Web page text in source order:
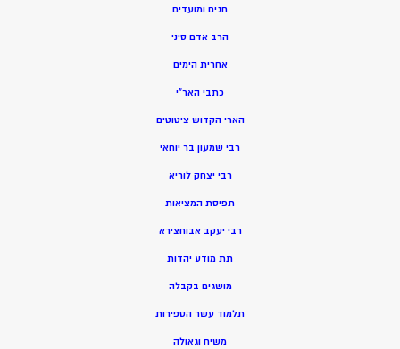
חגים ומועדים
הרב אדם סיני
אחרית הימים
כתבי האר”י
הארי הקדוש ציטוטים
רבי שמעון בר יוחאי
רבי יצחק לוריא
תפיסת המציאות
רבי יעקב אבוחצירא
תת מודע יהדות
מושגים בקבלה
תלמוד עשר הספירות
משיח וגאולה